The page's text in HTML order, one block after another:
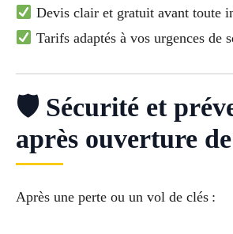
Devis clair et gratuit avant toute
Tarifs adaptés à vos urgences de
🛡 Sécurité et
après ouverture
Après une perte ou un vol de clés :